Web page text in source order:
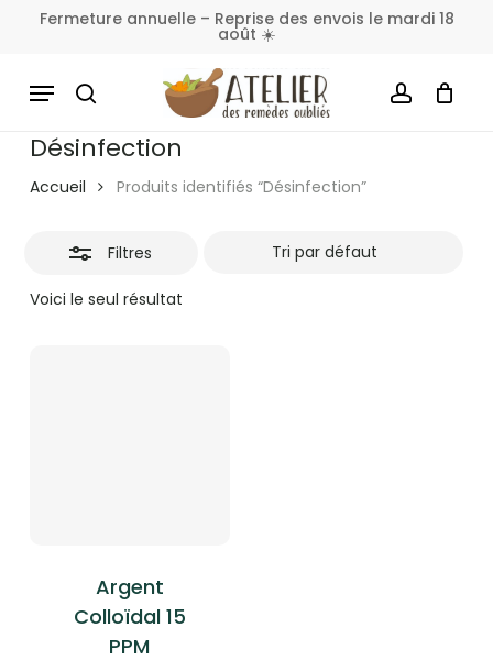
content
Fermeture annuelle – Reprise des envois le mardi 18
août ☀️
SEARCH ACCOUNT
MENU panier
Désinfection
Accueil Produits identifiés “Désinfection”
Filtres
Voici le seul résultat
filtres
Argent
Colloïdal 15
PPM